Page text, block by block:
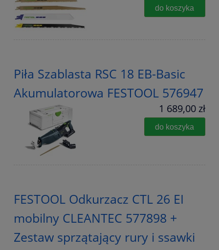
do koszyka
Piła Szablasta RSC 18 EB-Basic
Akumulatorowa FESTOOL 576947
1 689,00 zł
do koszyka
FESTOOL Odkurzacz CTL 26 EI
mobilny CLEANTEC 577898 +
Zestaw sprzątający rury i ssawki